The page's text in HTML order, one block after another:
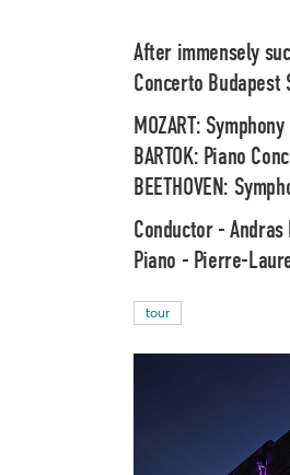
After immensely
Concerto Budapest
MOZART:
BARTOK: Piano
BEETHOVEN:
Conductor -Andras
Piano - Pierre-
tour